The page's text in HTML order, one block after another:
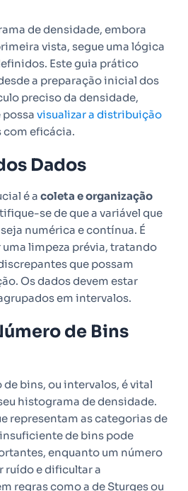
de densidade, embora
vista, segue uma lógica
Este guia prático
a preparação inicial dos
preciso da densidade,
visualizar a distribuição
com eficácia.
Dados
é a coleta e organização
se de que a variável que
numérica e contínua. É
limpeza prévia, tratando
que possam
Os dados devem estar
em intervalos.
de Bins
bins, ou intervalos, é vital
histograma de densidade.
representam as categorias de
de bins pode
enquanto um número
ruído e dificultar a
regras como a de Sturges ou